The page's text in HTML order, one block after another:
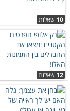
10 שאלות
12 שאלות